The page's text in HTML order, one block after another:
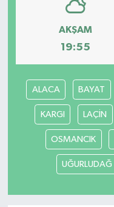
AKŞAM
19:55
ALACA BAYAT
KARGI LAÇİN
OSMANCIK
UĞURLUDAĞ